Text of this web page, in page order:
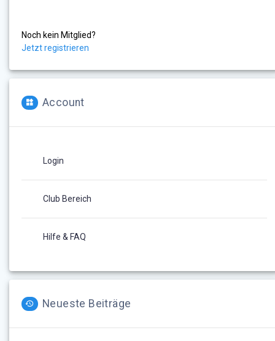
Noch kein Mitglied?
Jetzt registrieren
Account
Login
Club Bereich
Hilfe & FAQ
Neueste Beiträge